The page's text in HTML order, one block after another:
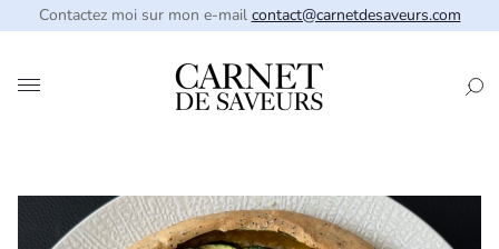
Contactez moi sur mon e-mail contact@carnetdesaveurs.com